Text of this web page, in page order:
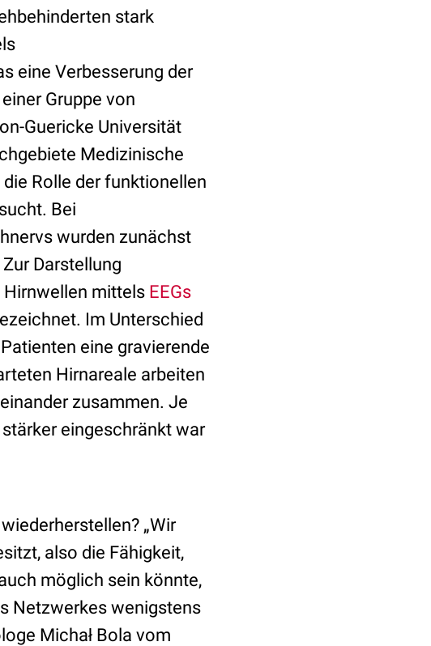
stark
eine Verbesserung der
Gruppe von
Guericke Universität
Medizinische
Rolle der funktionellen
Bei
wurden zunächst
Darstellung
mittels EEGs
Im Unterschied
eine gravierende
Hirnareale arbeiten
zusammen. Je
eingeschränkt war
„Wir
also die Fähigkeit,
möglich sein könnte,
Netzwerkes wenigstens
Michał Bola vom